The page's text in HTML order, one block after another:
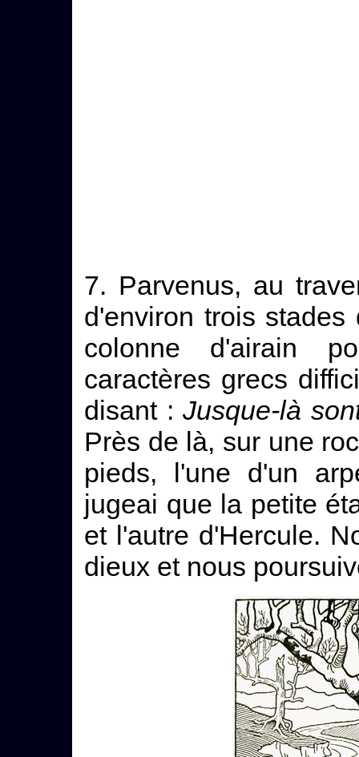
7. Parvenus, au
d'environ trois
colonne d'airain
caractères grecs
disant :Jusque-là
Près de là, sur une
pieds, l'une d'un
jugeai que la petite
et l'autre d'Hercule.
dieux et nous